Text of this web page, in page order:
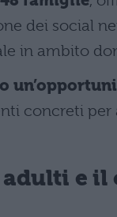
dei social
in ambito
concreti per
e il